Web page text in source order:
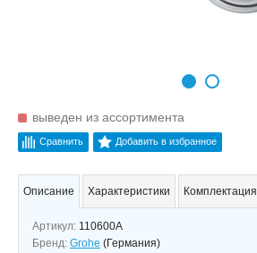
выведен из ассортимента
Сравнить Добавить в избранное
Описание Характеристики Комплектация
Артикул: 110600А
Бренд: Grohe (Германия)